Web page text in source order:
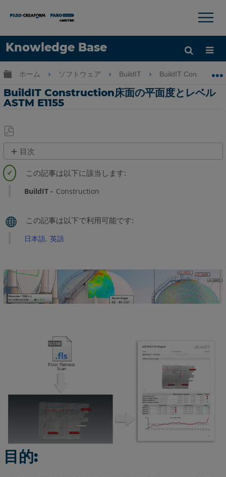
Knowledge Base
言語
×
グローバル階層を展開/折りたたむ
ホーム ソフトウェア BuildIT BuildIT Construction
BuildIT Construction床面の平面度とレベル
ASTM E1155
PDF
と
し
て
目次
的:
チ
ト
リ
ア
ー
タ
の
フ
イ
ン
BuildIT Construction
日本語 英語
目的: